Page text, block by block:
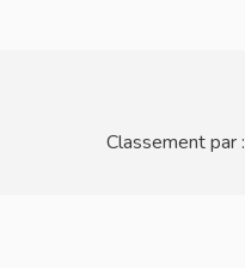
Classement par :